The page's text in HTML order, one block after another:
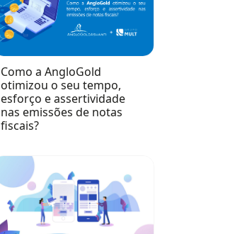
Como a AngloGold
otimizou o seu tempo,
esforço e assertividade
nas emissões de notas
fiscais?